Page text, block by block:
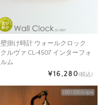
壁掛け時計 ウォールクロック
クルヴァ CL-4507 インターフォ
ルム
¥16,280(税込)